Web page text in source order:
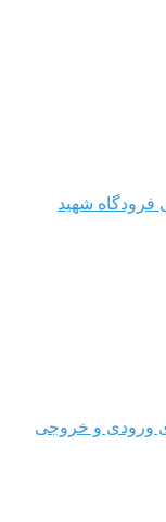
فرودگاه شهید
ورودی و خروجی